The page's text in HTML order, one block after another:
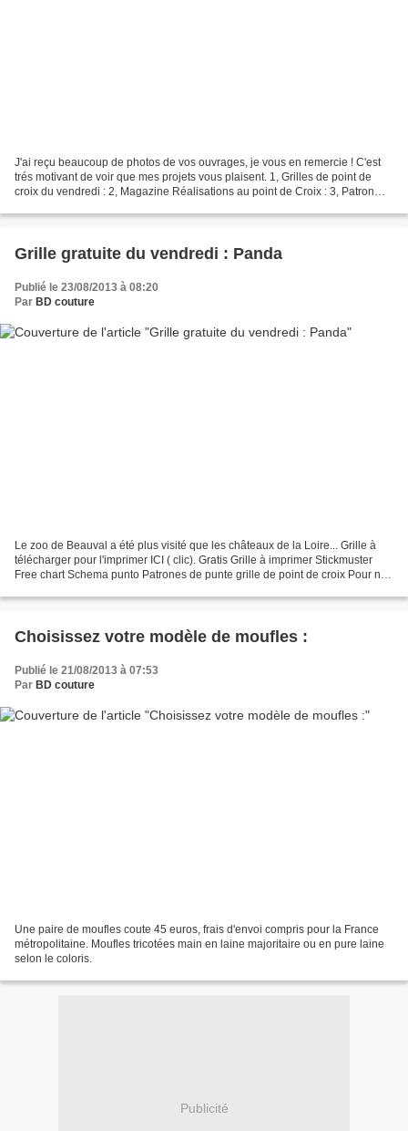
J'ai reçu beaucoup de photos de vos ouvrages, je vous en remercie ! C'est
trés motivant de voir que mes projets vous plaisent. 1, Grilles de point de
croix du vendredi : 2, Magazine Réalisations au point de Croix : 3, Patron
Grille gratuite du vendredi : Panda
Publié le 23/08/2013 à 08:20
Par BD couture
Le zoo de Beauval a été plus visité que les châteaux de la Loire... Grille à
télécharger pour l'imprimer ICI ( clic). Gratis Grille à imprimer Stickmuster
Free chart Schema punto Patrones de punte grille de point de croix Pour ne
Choisissez votre modèle de moufles :
Publié le 21/08/2013 à 07:53
Par BD couture
Une paire de moufles coute 45 euros, frais d'envoi compris pour la France
métropolitaine. Moufles tricotées main en laine majoritaire ou en pure laine
selon le coloris.
Publicité